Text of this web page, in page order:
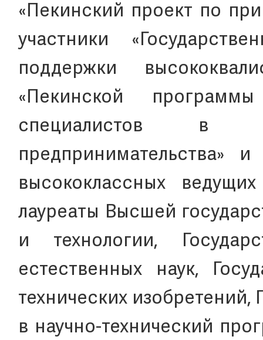
«Пекинский проект по
участники
поддержки
«Пекинской
специалистов в
предпринимательства»
высококлассных
лауреаты Высшей
и технологии,
естественных наук,
технических изобретений,
в научно-технический